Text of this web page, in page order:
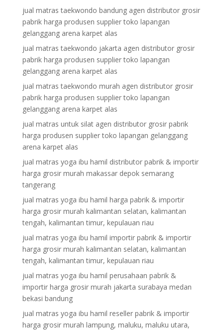
jual matras taekwondo bandung agen distributor grosir
pabrik harga produsen supplier toko lapangan
gelanggang arena karpet alas
jual matras taekwondo jakarta agen distributor grosir
pabrik harga produsen supplier toko lapangan
gelanggang arena karpet alas
jual matras taekwondo murah agen distributor grosir
pabrik harga produsen supplier toko lapangan
gelanggang arena karpet alas
jual matras untuk silat agen distributor grosir pabrik
harga produsen supplier toko lapangan gelanggang
arena karpet alas
jual matras yoga ibu hamil distributor pabrik & importir
harga grosir murah makassar depok semarang
tangerang
jual matras yoga ibu hamil harga pabrik & importir
harga grosir murah kalimantan selatan, kalimantan
tengah, kalimantan timur, kepulauan riau
jual matras yoga ibu hamil importir pabrik & importir
harga grosir murah kalimantan selatan, kalimantan
tengah, kalimantan timur, kepulauan riau
jual matras yoga ibu hamil perusahaan pabrik &
importir harga grosir murah jakarta surabaya medan
bekasi bandung
jual matras yoga ibu hamil reseller pabrik & importir
harga grosir murah lampung, maluku, maluku utara,